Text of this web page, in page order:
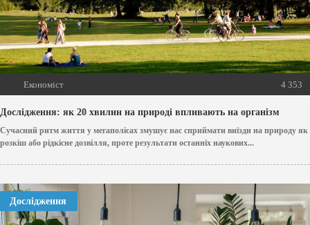
Економіст 4 353
Дослідження: як 20 хвилин на природі впливають на організм
Сучасний ритм життя у мегаполісах змушує нас сприймати виїзди на природу як
розкіш або рідкісне дозвілля, проте результати останніх наукових...
Дослідження